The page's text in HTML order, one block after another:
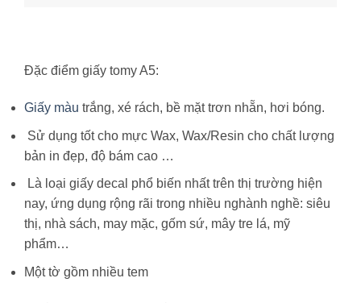
Đặc điểm giấy tomy A5:
Giấy màu trắng, xé rách, bề mặt trơn nhẵn, hơi bóng.
Sử dụng tốt cho mực Wax, Wax/Resin cho chất lượng
bản in đẹp, độ bám cao …
Là loại giấy decal phổ biến nhất trên thị trường hiện
nay, ứng dụng rộng rãi trong nhiều nghành nghề: siêu
thị, nhà sách, may mặc, gốm sứ, mây tre lá, mỹ
phẩm…
Một tờ gồm nhiều tem